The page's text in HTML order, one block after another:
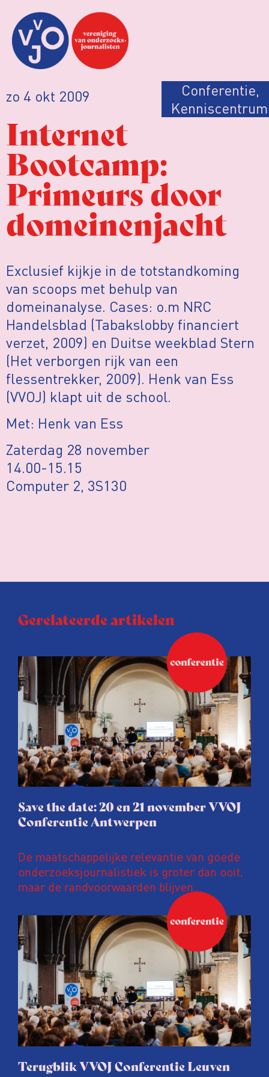
zo 4 okt 2009 Conferentie,
Kenniscentrum
Internet
Bootcamp:
Primeurs door
domeinenjacht
Exclusief kijkje in de totstandkoming
van scoops met behulp van
domeinanalyse. Cases: o.m NRC
Handelsblad (Tabakslobby financiert
verzet, 2009) en Duitse weekblad Stern
(Het verborgen rijk van een
flessentrekker, 2009). Henk van Ess
(VVOJ) klapt uit de school.
Met: Henk van Ess
Zaterdag 28 november
14.00-15.15
Computer 2, 3S130
Gerelateerde artikelen
Save the date: 20 en 21 november VVOJ
Conferentie Antwerpen
De maatschappelijke relevantie van goede
onderzoeksjournalistiek is groter dan ooit,
maar de randvoorwaarden blijven
kwetsbaar. Tijdens de komende VVOJ
Conferentie duiken we in De
ongemakkelijke werkelijkheid: een eerlijke
en urgente blik op de staat van ons vak.
Terugblik VVOJ Conferentie Leuven